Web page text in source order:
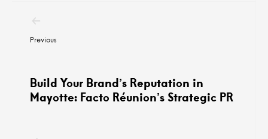
postale
Previous
Build Your Brand’s Reputation in
Mayotte: Facto Réunion’s Strategic PR